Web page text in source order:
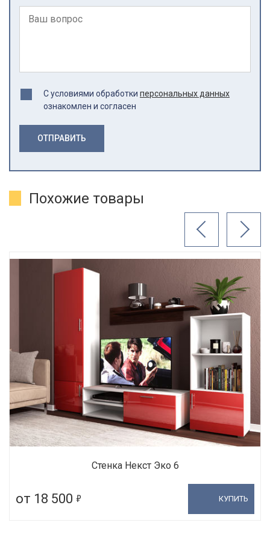
С условиями обработки персональных данных
ознакомлен и согласен
ОТПРАВИТЬ
Похожие товары
Стенка Некст Эко 6
от 18 500 5 КУПИТЬ